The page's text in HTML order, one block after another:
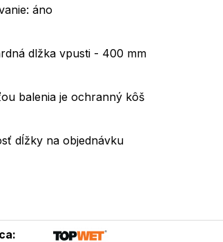
áno
dlžka vpusti - 400 mm
balenia je ochranný kôš
dĺžky na objednávku